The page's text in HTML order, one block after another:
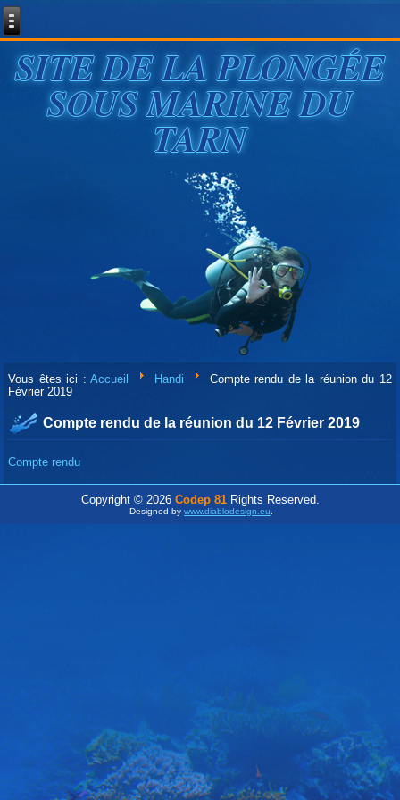
SITE DE LA PLONGÉE
SOUS MARINE DU
TARN
Vous êtes ici :Accueil Handi
Compte rendu de la réunion du 12
Février 2019
Compte rendu de la réunion du 12 Février 2019
Compte rendu
Copyright © 2026 Codep 81 Rights Reserved.
Designed by www.diablodesign.eu.